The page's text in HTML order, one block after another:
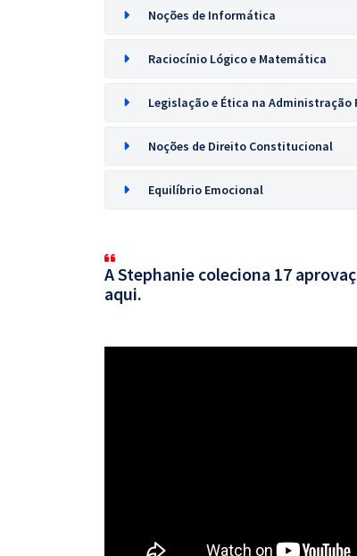
Noções de Informática
Raciocínio Lógico e Matemática
Legislação e Ética na Administração
Noções de Direito Constitucional
Equilíbrio Emocional
A Stephanie coleciona 17
aqui.